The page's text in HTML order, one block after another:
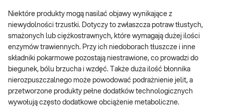
Niektóre produkty mogą nasilać objawy wynikające z
niewydolności trzustki. Dotyczy to zwłaszcza potraw tłustych,
smażonych lub ciężkostrawnych, które wymagają dużej ilości
enzymów trawiennych. Przy ich niedoborach tłuszcze i inne
składniki pokarmowe pozostają niestrawione, co prowadzi do
biegunek, bólu brzucha i wzdęć. Także duża ilość błonnika
nierozpuszczalnego może powodować podrażnienie jelit, a
przetworzone produkty pełne dodatków technologicznych
wywołują często dodatkowe obciążenie metaboliczne.